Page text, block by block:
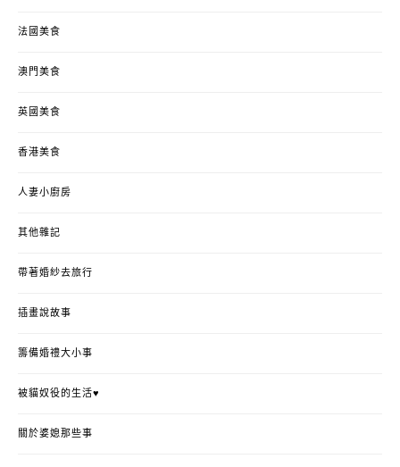
法國美食
澳門美食
英國美食
香港美食
人妻小廚房
其他雜記
帶著婚紗去旅行
插畫說故事
籌備婚禮大小事
被貓奴役的生活♥
關於婆媳那些事